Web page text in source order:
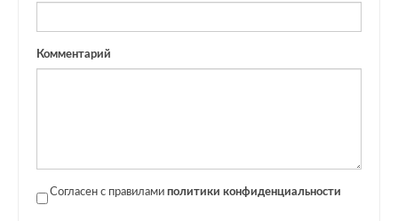
Комментарий
Согласен с правилами политики конфиденциальности